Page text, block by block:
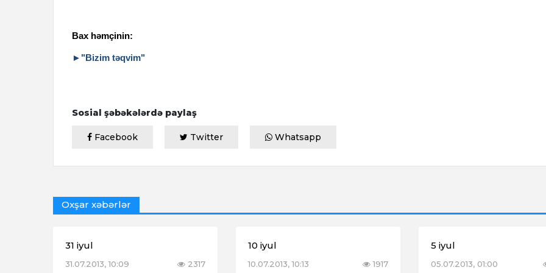
Bax həmçinin:
►"Bizim təqvim"
Sosial şəbəkələrdə paylaş
Facebook Twitter Whatsapp
Oxşar xəbərlər
31 iyul
31.07.2013, 10:09 2317
10 iyul
10.07.2013, 10:13 1917
5 iyul
05.07.2013, 01:00